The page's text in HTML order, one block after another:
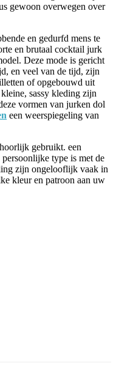
gewoon overwegen over
en gedurfd mens te
en brutaal cocktail jurk
Deze mode is gericht
en veel van de tijd, zijn
of opgebouwd uit
sassy kleding zijn
vormen van jurken dol
een weerspiegeling van
gebruikt. een
type is met de
zijn ongelooflijk vaak in
kleur en patroon aan uw